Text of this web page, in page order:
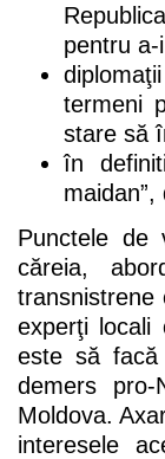
pentru a-
termeni
stare să
în
Punctele de
căreia,
transnistrene
experţi locali
este să
demers
Moldova.
interesele